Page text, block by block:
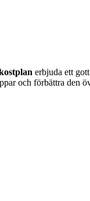
erbjuda ett
och förbättra den